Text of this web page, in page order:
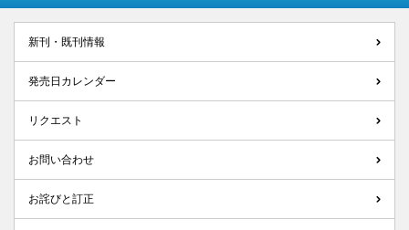
新刊・既刊情報
発売日カレンダー
リクエスト
お問い合わせ
お詫びと訂正